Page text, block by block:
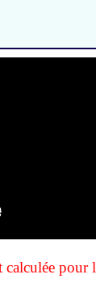
calculée pour